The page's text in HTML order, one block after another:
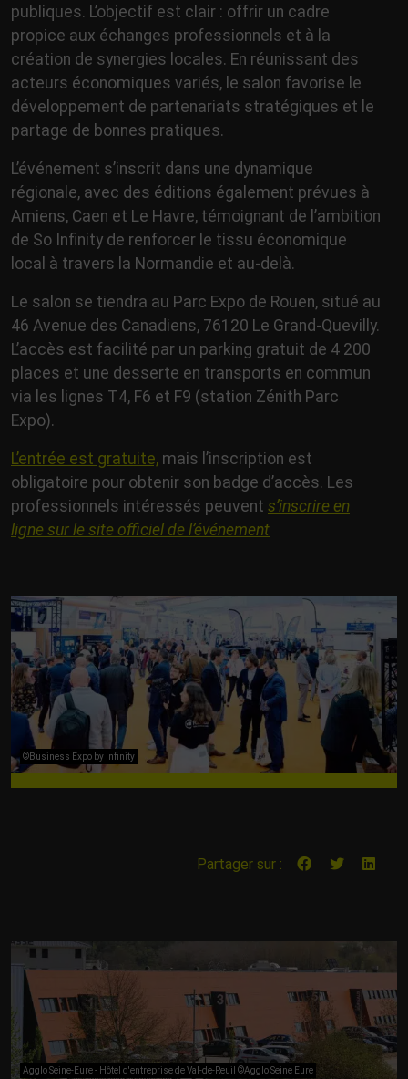
publiques. L’objectif est clair : offrir un cadre
propice aux échanges professionnels et à la
création de synergies locales. En réunissant des
acteurs économiques variés, le salon favorise le
développement de partenariats stratégiques et le
partage de bonnes pratiques.
L’événement s’inscrit dans une dynamique
régionale, avec des éditions également prévues à
Amiens, Caen et Le Havre, témoignant de l’ambition
de So Infinity de renforcer le tissu économique
local à travers la Normandie et au-delà.
Le salon se tiendra au Parc Expo de Rouen, situé au
46 Avenue des Canadiens, 76120 Le Grand-Quevilly.
L’accès est facilité par un parking gratuit de 4 200
places et une desserte en transports en commun
via les lignes T4, F6 et F9 (station Zénith Parc
Expo).
L’entrée est gratuite, mais l’inscription est
obligatoire pour obtenir son badge d’accès. Les
professionnels intéressés peuvent s’inscrire en
ligne sur le site officiel de l’événement
©Business Expo by Infinity
Partager sur :
Agglo Seine-Eure - Hôtel d'entreprise de Val-de-Reuil ©Agglo Seine Eure